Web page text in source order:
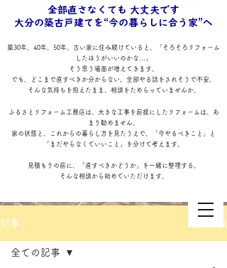
全部直さなくても 大丈夫です
大分の築古戸建てを“今の暮らしに合う家”へ
築30年、40年、50年。古い家に住み続けていると、「そろそろリフォーム
したほうがいいのかな…」
そう思う場面が増えてきます。
でも、どこまで直すべきか分からない。全部やる話をされそうで不安。
そんな気持ちを抱えたまま、相談をためらっていませんか。
ふるさとリフォーム工務店は、大きな工事を前提にしたリフォームは、あ
まり勧めません。
家の状態と、これからの暮らし方を見たうえで、「今やるべきこと」と
「まだやらなくていいこと」を分けて考えます。
見積もりの前に、「直すべきかどうか」を一緒に整理する。
そんな相談から始めていただけます。
記事
全ての記事